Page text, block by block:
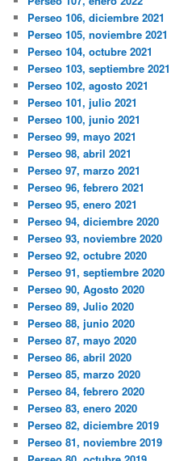
Perseo 106, diciembre 2021
Perseo 105, noviembre 2021
Perseo 104, octubre 2021
Perseo 103, septiembre 2021
Perseo 102, agosto 2021
Perseo 101, julio 2021
Perseo 100, junio 2021
Perseo 99, mayo 2021
Perseo 98, abril 2021
Perseo 97, marzo 2021
Perseo 96, febrero 2021
Perseo 95, enero 2021
Perseo 94, diciembre 2020
Perseo 93, noviembre 2020
Perseo 92, octubre 2020
Perseo 91, septiembre 2020
Perseo 90, Agosto 2020
Perseo 89, Julio 2020
Perseo 88, junio 2020
Perseo 87, mayo 2020
Perseo 86, abril 2020
Perseo 85, marzo 2020
Perseo 84, febrero 2020
Perseo 83, enero 2020
Perseo 82, diciembre 2019
Perseo 81, noviembre 2019